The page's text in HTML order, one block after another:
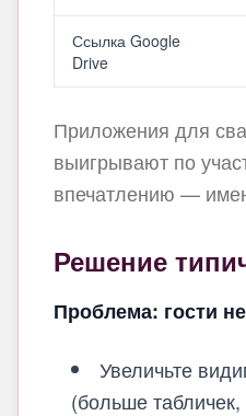
Ссылка Google
Drive
Приложения для
выигрывают по
впечатлению —
Решение
Проблема: гости
Увеличьте
(больше